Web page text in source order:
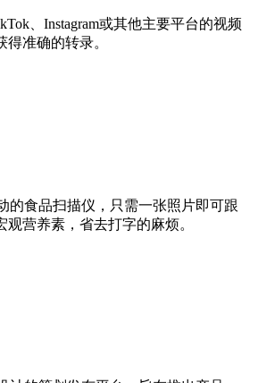
、Instagram或其他主要平台的视频
准确的转录。
的食品扫描仪，只需一张照片即可跟
营养素，省去打字的麻烦。